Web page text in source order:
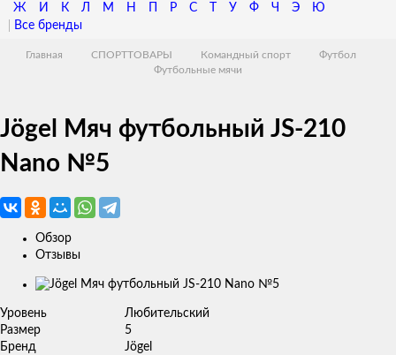
Ж
И К Л М Н Р С У Ф Ч Э Ю
Главная СПОРТТОВАРЫ Командный спорт
Футбол
Футбольные мячи
Jögel Мяч футбольный JS-210
Nano №5
Обзор
Отзывы
Изображение
товара
Уровень
Любительский
Размер
5
Бренд
Jögel